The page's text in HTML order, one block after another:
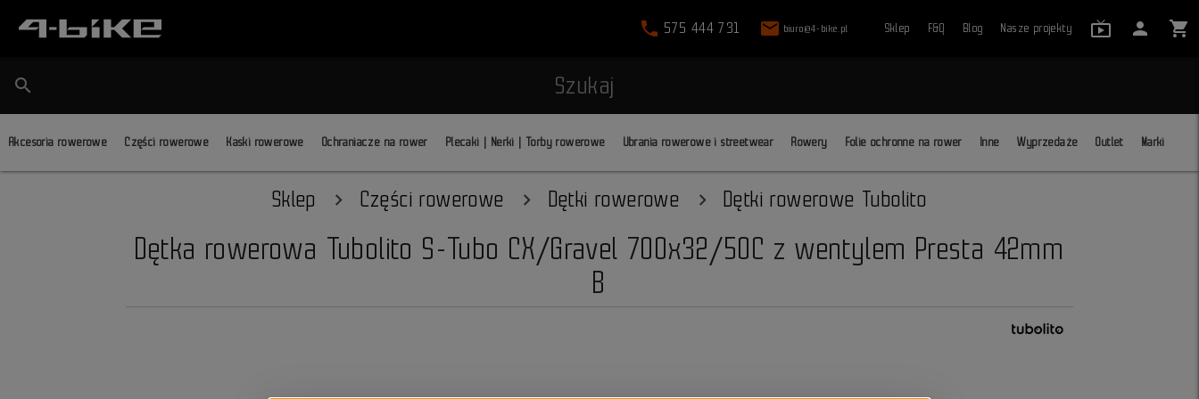
phone 575 444 731 mail biuro@4-bike.pl Sklep F&Q Blog Nasze projekty live_tv_24
person shopping_cart
search Szukaj
Akcesoria rowerowe Części rowerowe Kaski rowerowe Ochraniacze na rower Plecaki | Nerki | Torby rowerowe Ubrania rowerowe i streetwear Rowery Folie ochronne na rower Inne Wyprzedaże Outlet Marki
Sklep Części rowerowe Dętki rowerowe Dętki rowerowe Tubolito
Dętka rowerowa Tubolito S-Tubo CX/Gravel 700x32/50C z wentylem Presta 42mm
B